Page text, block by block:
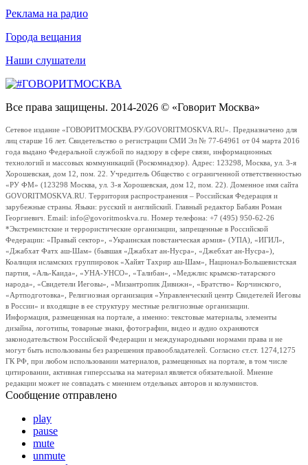
Реклама на радио
Города вещания
Наши слушатели
Все права защищены. 2014-2026 © «Говорит Москва»
Сетевое издание «ГОВОРИТМОСКВА.РУ/GOVORITMOSKVA.RU». Предназначено для
лиц старше 16 лет. Свидетельство о регистрации СМИ Эл № 77-64961 от 04 марта 2016
года выдано Федеральной службой по надзору в сфере связи, информационных
технологий и массовых коммуникаций (Роскомнадзор). Адрес: 123298, Москва, ул. 3-я
Хорошевская, дом 12, пом. 22. Учредитель Общество с ограниченной ответственностью
«РУ ФМ» (123298 Москва, ул. 3-я Хорошевская, дом 12, пом. 22). Доменное имя сайта
GOVORITMOSKVA.RU. Территория распространения – Российская Федерация и
зарубежные страны. Языки: русский и английский. Главный редактор Бабаян Роман
Георгиевич. Email: info@govoritmoskva.ru. Номер телефона: +7 (495) 950-62-26
*Экстремистские и террористические организации, запрещенные в Российской
Федерации: «Правый сектор», «Украинская повстанческая армия» (УПА), «ИГИЛ»,
«Джабхат Фатх аш-Шам» (бывшая «Джабхат ан-Нусра», «Джебхат ан-Нусра»),
Коалиция исламских группировок «Хайят Тахрир аш-Шам», Национал-Большевистская
партия, «Аль-Каида», «УНА-УНСО», «Талибан», «Меджлис крымско-татарского
народа», «Свидетели Иеговы», «Мизантропик Дивижн», «Братство» Корчинского,
«Артподготовка», Религиозная организация «Управленческий центр Свидетелей Иеговы
в России» и входящие в ее структуру местные религиозные организации.
Информация, размещенная на портале, а именно: текстовые материалы, элементы
дизайна, логотипы, товарные знаки, фотографии, видео и аудио охраняются
законодательством Российской Федерации и международными нормами права и не
могут быть использованы без разрешения правообладателей. Согласно ст.ст. 1274,1275
ГК РФ, при любом использовании материалов, размещенных на портале, в том числе
цитировании, активная гиперссылка на материал является обязательной. Мнение
редакции может не совпадать с мнением отдельных авторов и колумнистов.
Сообщение отправлено
play
pause
mute
unmute